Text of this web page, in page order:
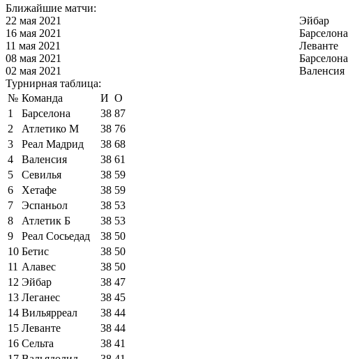
Ближайшие матчи:
22 мая 2021
Эйбар
16 мая 2021
Барселона
11 мая 2021
Леванте
08 мая 2021
Барселона
02 мая 2021
Валенсия
Турнирная таблица:
№ Команда И О
1
Барселона 38 87
2
Атлетико М 38 76
3
Реал Мадрид 38 68
4
Валенсия 38 61
5
Севилья 38 59
6
Хетафе 38 59
7
Эспаньол 38 53
8
Атлетик Б 38 53
9
Реал Сосьедад 38 50
10 Бетис 38 50
11 Алавес 38 50
12 Эйбар 38 47
13 Леганес 38 45
14 Вильярреал 38 44
15 Леванте 38 44
16 Сельта 38 41